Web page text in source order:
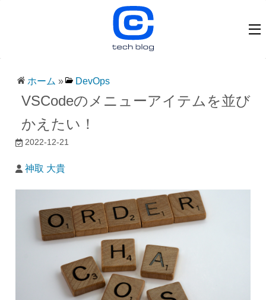
ホーム » DevOps
VSCodeのメニューアイテムを並び
かえたい！
2022-12-21
神取 大貴